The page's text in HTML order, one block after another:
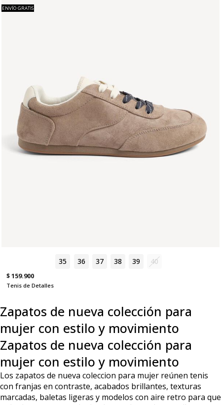
35 36 37 38 39 40
ENVÍO GRATIS
$ 159.900
Tenis de Detalles
Zapatos de nueva colección para
mujer con estilo y movimiento
Zapatos de nueva colección para
mujer con estilo y movimiento
Los zapatos de nueva coleccion para mujer reúnen tenis
con franjas en contraste, acabados brillantes, texturas
marcadas, baletas ligeras y modelos con aire retro para que